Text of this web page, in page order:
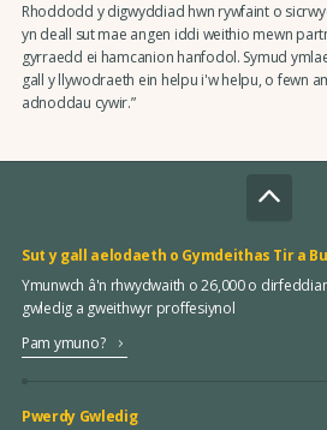
Rhoddodd y digwyddiad hwn rywfaint o
yn deall sut mae angen iddi weithio mewn
gyrraedd ei hamcanion hanfodol. Symud
gall y llywodraeth ein helpu i'w helpu, o fewn
adnoddau cywir.”
Sut y gall aelodaeth o Gymdeithas Tir a
Ymunwch â'n rhwydwaith o 26,000 o
gwledig a gweithwyr proffesiynol
Pam ymuno?
Pwerdy Gwledig